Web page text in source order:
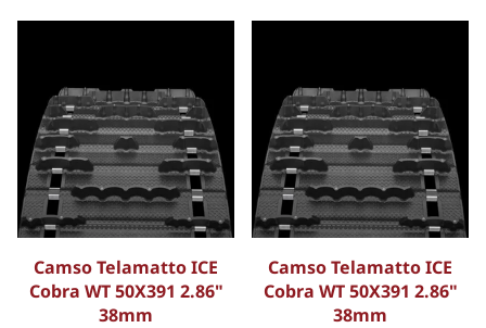
Camso Telamatto ICE
Cobra WT 50X391 2.86"
38mm
Camso Telamatto ICE
Cobra WT 50X391 2.86"
38mm